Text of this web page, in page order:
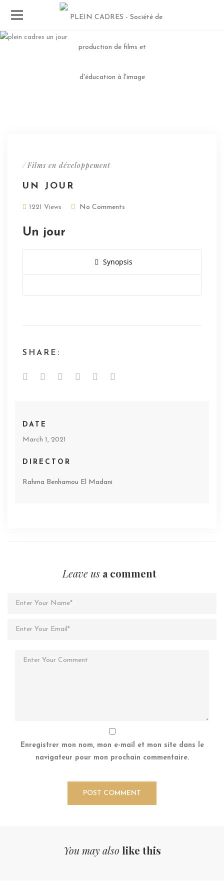
/Films en développement
UN JOUR
1221 Views No Comments
Un jour
Synopsis
SHARE:
DATE
March 1, 2021
DIRECTOR
Rahma Benhamou El Madani
Leave us a comment
Enregistrer mon nom, mon e-mail et mon site dans le
navigateur pour mon prochain commentaire.
You may also like this